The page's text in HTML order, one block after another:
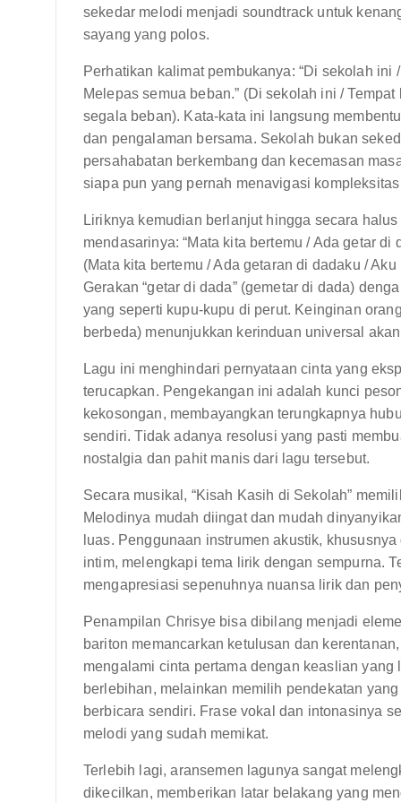
sekedar melodi menjadi soundtrack untuk
sayang yang polos.
Perhatikan kalimat pembukanya: “Di sekolah ini
Melepas semua beban.” (Di sekolah ini /
segala beban). Kata-kata ini langsung
dan pengalaman bersama. Sekolah bukan
persahabatan berkembang dan kecemasan
siapa pun yang pernah menavigasi
Liriknya kemudian berlanjut hingga secara
mendasarinya: “Mata kita bertemu / Ada getar
(Mata kita bertemu / Ada getaran di dadaku /
Gerakan “getar di dada” (gemetar di dada)
yang seperti kupu-kupu di perut. Keinginan
berbeda) menunjukkan kerinduan universal
Lagu ini menghindari pernyataan cinta yang
terucapkan. Pengekangan ini adalah kunci
kekosongan, membayangkan terungkapnya
sendiri. Tidak adanya resolusi yang pasti
nostalgia dan pahit manis dari lagu tersebut.
Secara musikal, “Kisah Kasih di Sekolah”
Melodinya mudah diingat dan mudah
luas. Penggunaan instrumen akustik,
intim, melengkapi tema lirik dengan sempurna.
mengapresiasi sepenuhnya nuansa lirik dan
Penampilan Chrisye bisa dibilang menjadi
bariton memancarkan ketulusan dan
mengalami cinta pertama dengan keaslian
berlebihan, melainkan memilih pendekatan
berbicara sendiri. Frase vokal dan intonasinya
melodi yang sudah memikat.
Terlebih lagi, aransemen lagunya sangat
dikecilkan, memberikan latar belakang yang